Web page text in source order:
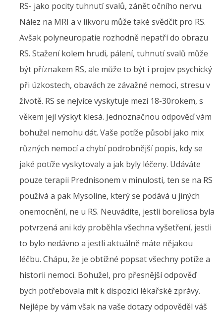
RS- jako pocity tuhnutí svalů, zánět očního nervu.
Nález na MRI a v likvoru může také svědčit pro RS.
Avšak polyneuropatie rozhodně nepatří do obrazu
RS. Stažení kolem hrudi, pálení, tuhnutí svalů může
být příznakem RS, ale může to být i projev psychický
při úzkostech, obavách ze závažné nemoci, stresu v
životě. RS se nejvíce vyskytuje mezi 18-30rokem, s
věkem její výskyt klesá. Jednoznačnou odpověď vám
bohužel nemohu dát. Vaše potíže působí jako mix
různých nemocí a chybí podrobnější popis, kdy se
jaké potíže vyskytovaly a jak byly léčeny. Udáváte
pouze terapii Prednisonem v minulosti, ten se na RS
používá a pak Mysoline, který se podává u jiných
onemocnění, ne u RS. Neuvádíte, jestli boreliosa byla
potvrzená ani kdy proběhla všechna vyšetření, jestli
to bylo nedávno a jestli aktuálně máte nějakou
léčbu. Chápu, že je obtížné popsat všechny potíže a
historii nemoci. Bohužel, pro přesnější odpověď
bych potřebovala mít k dispozici lékařské zprávy.
Nejlépe by vám však na vaše dotazy odpověděl váš